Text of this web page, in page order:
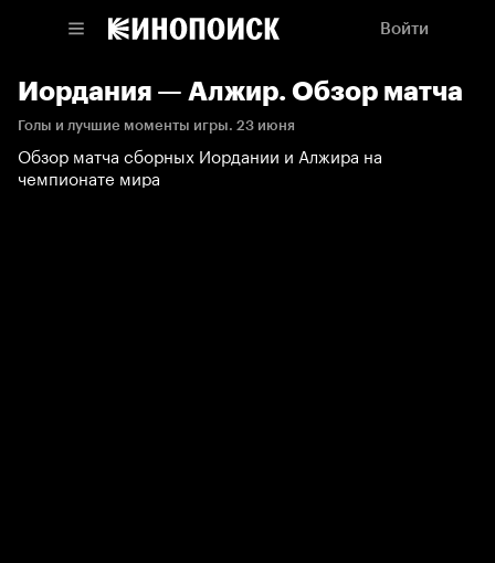
Войти
Иордания — Алжир. Обзор матча
Голы и лучшие моменты игры. 23 июня
Обзор матча сборных Иордании и Алжира на
чемпионате мира